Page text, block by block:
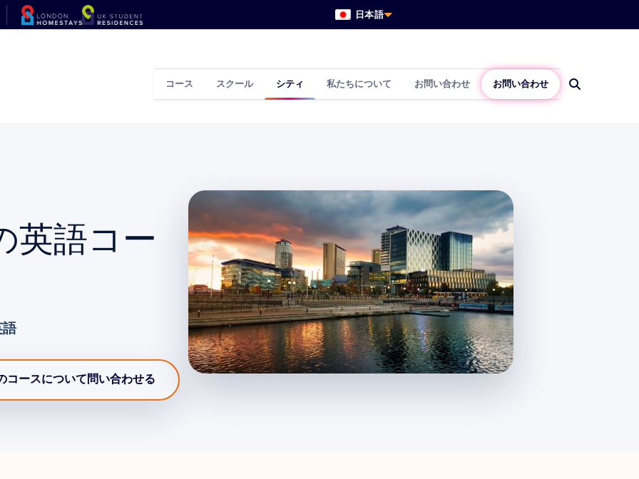
日本語
コース スクール シティ 私たちについて お問い合わせ お問い合わせ
英語コー
コースについて問い合わせる